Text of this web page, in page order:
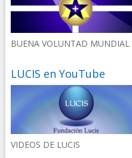
BUENA VOLUNTAD MUNDIAL
LUCIS en YouTube
VIDEOS DE LUCIS